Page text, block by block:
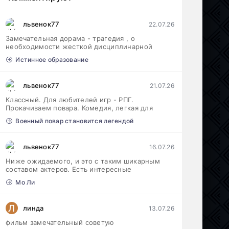
львенок77 22.07.26
Замечательная дорама - трагедия , о
необходимости жесткой дисциплинарной
Истинное образование
львенок77 21.07.26
Классный. Для любителей игр - РПГ.
Прокачиваем повара. Комедия, легкая для
Военный повар становится легендой
львенок77 16.07.26
Ниже ожидаемого, и это с таким шикарным
составом актеров. Есть интересные
Мо Ли
Л линда 13.07.26
фильм замечательный советую